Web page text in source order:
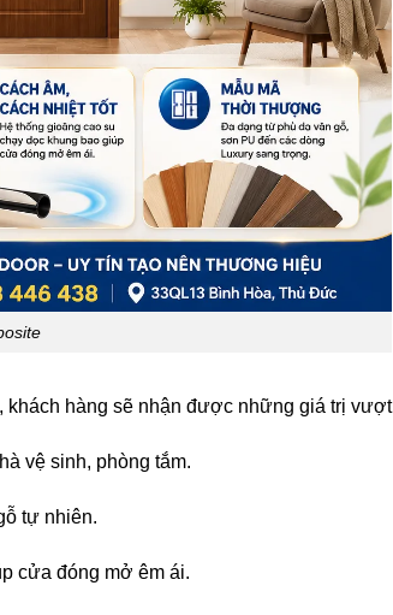
, khách hàng sẽ nhận được những giá trị vượt
vệ sinh, phòng tắm.
tự nhiên.
cửa đóng mở êm ái.